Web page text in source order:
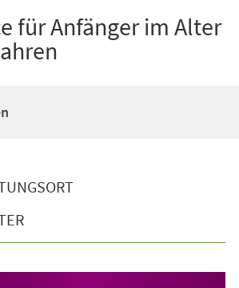
für Anfänger im Alter